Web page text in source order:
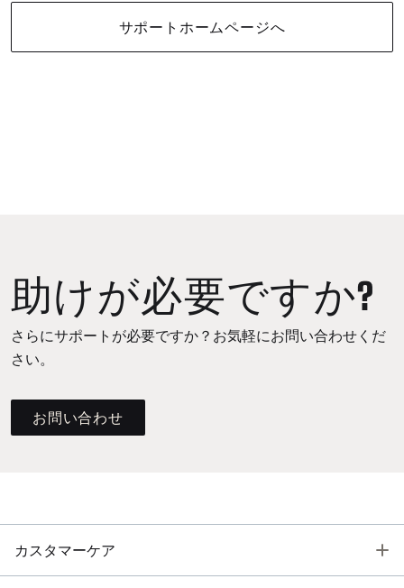
サポートホームページへ
助けが必要ですか?
さらにサポートが必要ですか？お気軽にお問い合わせくだ
さい。
お問い合わせ
カスタマーケア